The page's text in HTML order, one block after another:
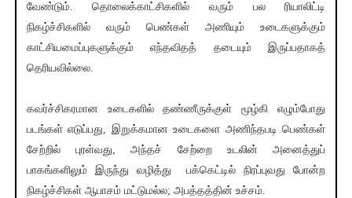
வேண்டும். தொலைக்காட்சிகளில் வரும் பல ரியாலிட்டி
நிகழ்ச்சிகளில் வரும் பெண்கள் அணியும் உடைகளுக்கும்
காட்சியமைப்புகளுக்கும் எந்தவிதத் தடையும் இருப்பதாகத்
தெரியவில்லை.
கவர்ச்சிகரமான உடைகளில் தண்ணீருக்குள் மூழ்கி எழும்போது
படங்கள் எடுப்பது, இறுக்கமான உடைகளை அணிந்தபடி பெண்கள்
சேற்றில் புரள்வது, அந்தச் சேற்றை உடலின் அனைத்துப்
பாகங்களிலும் இருந்து வழித்து பக்கெட்டில் நிரப்புவது போன்ற
நிகழ்ச்சிகள் ஆபாசம் மட்டுமல்ல; அபத்தத்தின் உச்சம்.